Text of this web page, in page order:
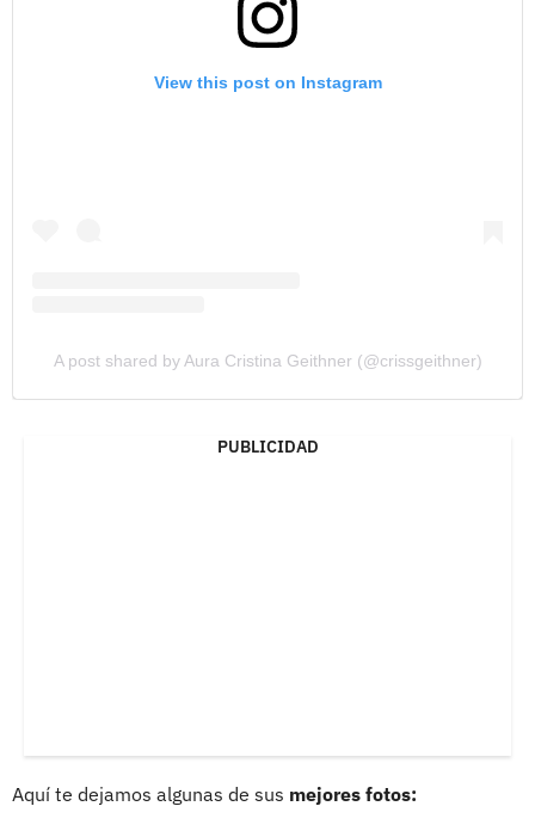
View this post on Instagram
A post shared by Aura Cristina Geithner (@crissgeithner)
PUBLICIDAD
Aquí te dejamos algunas de sus mejores fotos: